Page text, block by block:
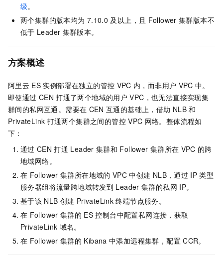
级。
两个集群的版本均为 7.10.0 及以上，且 Follower 集群版本不
低于 Leader 集群版本。
方案概述
阿里云 ES 实例部署在独立的管控 VPC 内，而非用户 VPC 中。
即使通过 CEN 打通了两个地域的用户 VPC，也无法直接实现集
群间的私网互通。需要在 CEN 互通的基础上，借助 NLB 和
PrivateLink 打通两个集群之间的管控 VPC 网络。整体流程如
下：
通过 CEN 打通 Leader 集群和 Follower 集群所在 VPC 的跨
地域网络。
在 Follower 集群所在地域的 VPC 中创建 NLB，通过 IP 类型
服务器组将流量跨地域转发到 Leader 集群的私网 IP。
基于该 NLB 创建 PrivateLink 终端节点服务。
在 Follower 集群的 ES 控制台中配置私网连接，获取
PrivateLink 域名。
在 Follower 集群的 Kibana 中添加远程集群，配置 CCR。